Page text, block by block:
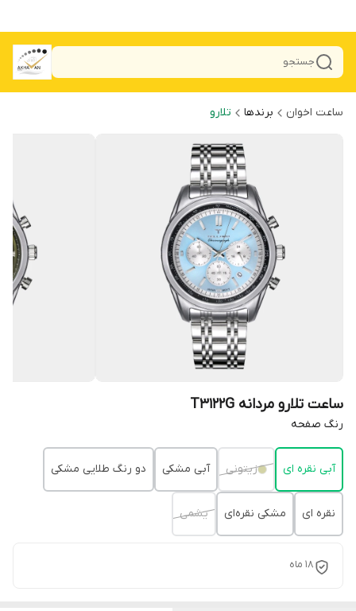
جستجو
ساعت اخوان برندها تلارو
ساعت تلارو مردانه T3122G
رنگ صفحه
آبی نقره ای زیتونی آبی مشکی دو رنگ طلایی مشکی
نقره ای مشکی نقره‌ای یشمی
۱۸ ماه